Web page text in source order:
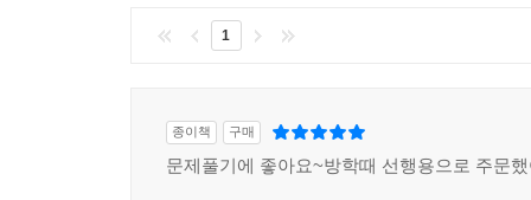
1
종이책 구매
문제풀기에 좋아요~방학때 선행용으로 주문